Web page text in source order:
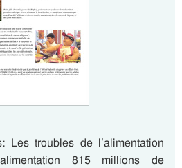
Les troubles de l’alimentation
815 millions de